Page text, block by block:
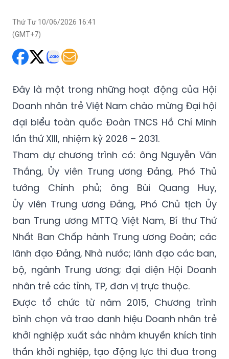
Thứ Tư 10/06/2026 16:41
(GMT+7)
Đây là một trong những hoạt động của Hội
Doanh nhân trẻ Việt Nam chào mừng Đại hội
đại biểu toàn quốc Đoàn TNCS Hồ Chí Minh
lần thứ XIII, nhiệm kỳ 2026 – 2031.
Tham dự chương trình có: ông Nguyễn Văn
Thắng, Ủy viên Trung ương Đảng, Phó Thủ
tướng Chính phủ; ông Bùi Quang Huy,
Ủy viên Trung ương Đảng, Phó Chủ tịch Ủy
ban Trung ương MTTQ Việt Nam, Bí thư Thứ
Nhất Ban Chấp hành Trung ương Đoàn; các
lãnh đạo Đảng, Nhà nước; lãnh đạo các ban,
bộ, ngành Trung ương; đại diện Hội Doanh
nhân trẻ các tỉnh, TP, đơn vị trực thuộc.
Được tổ chức từ năm 2015, Chương trình
bình chọn và trao danh hiệu Doanh nhân trẻ
khởi nghiệp xuất sắc nhằm khuyến khích tinh
thần khởi nghiệp, tạo động lực thi đua trong